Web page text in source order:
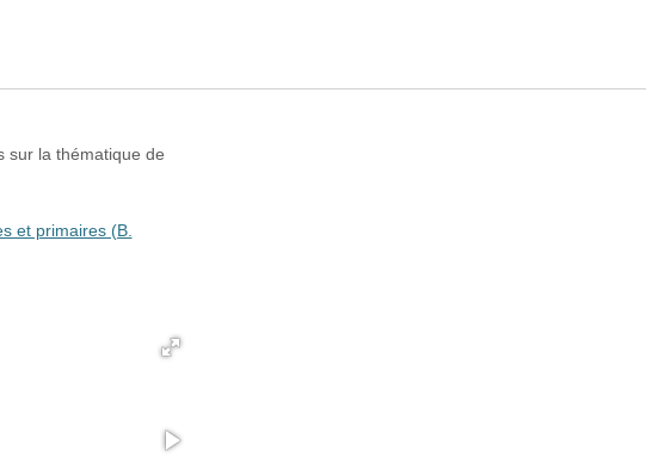
sur la thématique de
et primaires (B.